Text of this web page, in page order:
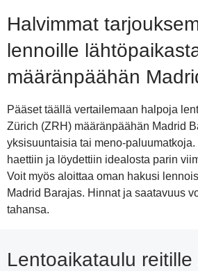
Halvimmat
lennoille
määränpäähän
Pääset täällä vertailemaan halpoja
Zürich (ZRH) määränpäähän Madrid
yksisuuntaisia tai meno-
haettiin ja löydettiin idealosta parin
Voit myös aloittaa oman hakusi
Madrid Barajas. Hinnat ja saatavuus
tahansa.
Lentoaikataulu reitille